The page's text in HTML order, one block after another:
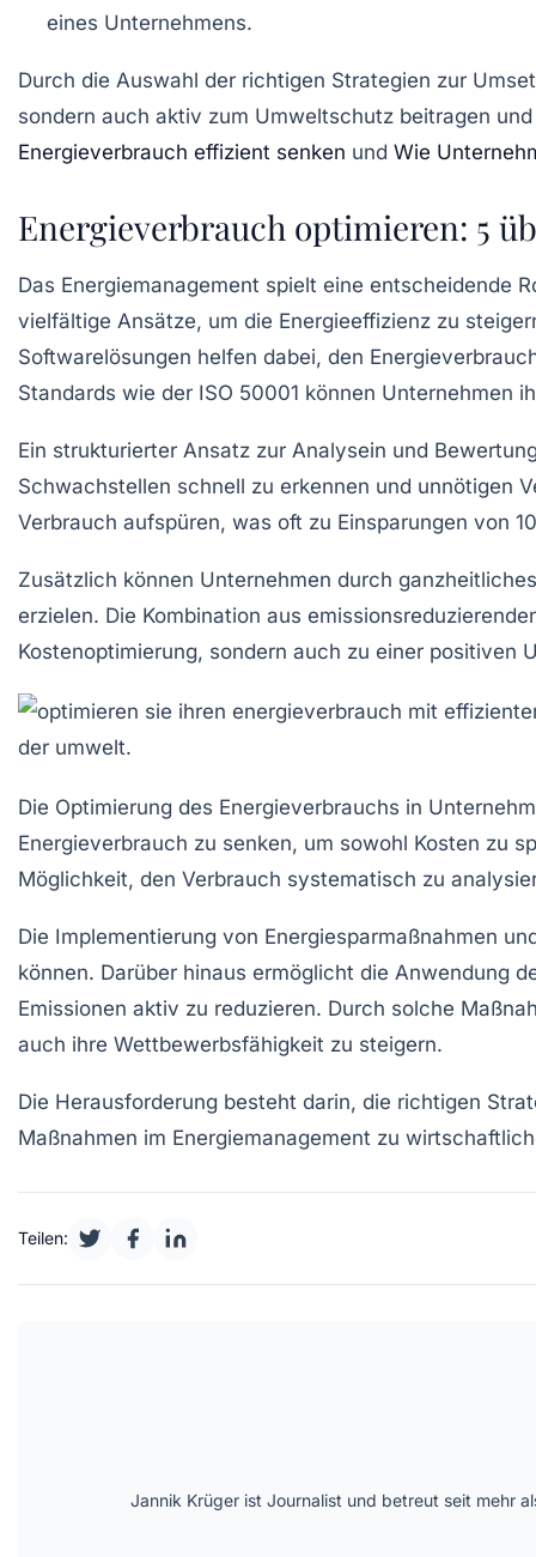
eines Unternehmens.
Durch die Auswahl der richtigen Strategien zur
sondern auch aktiv zum Umweltschutz beitragen
Energieverbrauch effizient senken und Wie
Energieverbrauch optimieren: 5
Das Energiemanagement spielt eine entscheidende
vielfältige Ansätze, um die Energieeffizienz zu
Softwarelösungen helfen dabei, den
Standards wie der ISO 50001 können Unternehmen
Ein strukturierter Ansatz zur Analysein und
Schwachstellen schnell zu erkennen und unnötigen
Verbrauch aufspüren, was oft zu Einsparungen von
Zusätzlich können Unternehmen durch
erzielen. Die Kombination aus
Kostenoptimierung, sondern auch zu einer positiven
Die Optimierung des Energieverbrauchs in
Energieverbrauch zu senken, um sowohl Kosten zu
Möglichkeit, den Verbrauch systematisch zu
Die Implementierung von Energiesparmaßnahmen
können. Darüber hinaus ermöglicht die Anwendung
Emissionen aktiv zu reduzieren. Durch solche
auch ihre Wettbewerbsfähigkeit zu steigern.
Die Herausforderung besteht darin, die richtigen
Maßnahmen im Energiemanagement zu
Teilen:
Jannik Krüger ist Journalist und betreut seit mehr